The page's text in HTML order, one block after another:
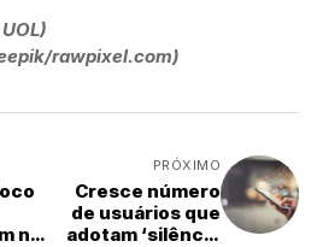
rawpixel.com)
no
PRÓXIMO
Cresce número
de usuários que
adotam ‘silêncio